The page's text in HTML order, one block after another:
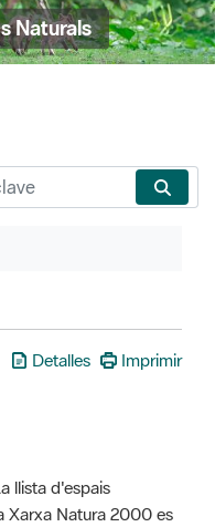
Naturals
Detalles Imprimir
llista d'espais
Xarxa Natura 2000 es